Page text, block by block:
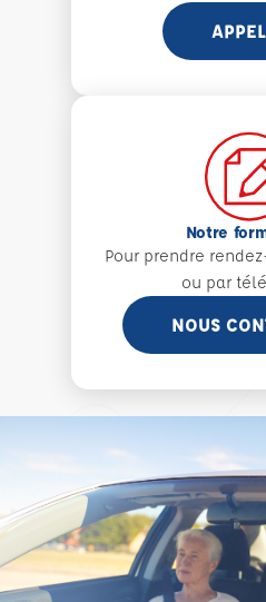
Notre
Pour prendre
ou par
NOUS